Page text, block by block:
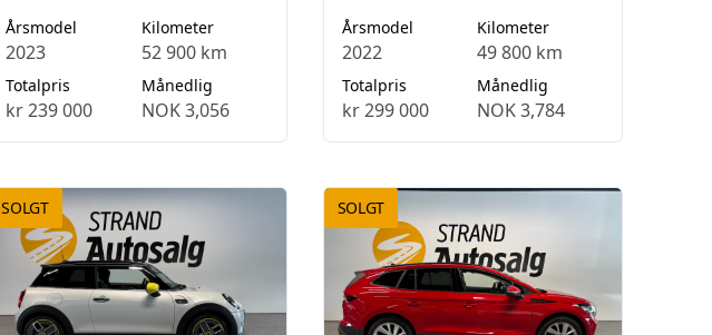
Årsmodel
2023
Kilometer
52 900 km
Totalpris
kr 239 000
Månedlig
NOK 3,056
Årsmodel
2022
Kilometer
49 800 km
Totalpris
kr 299 000
Månedlig
NOK 3,784
SOLGT SOLGT